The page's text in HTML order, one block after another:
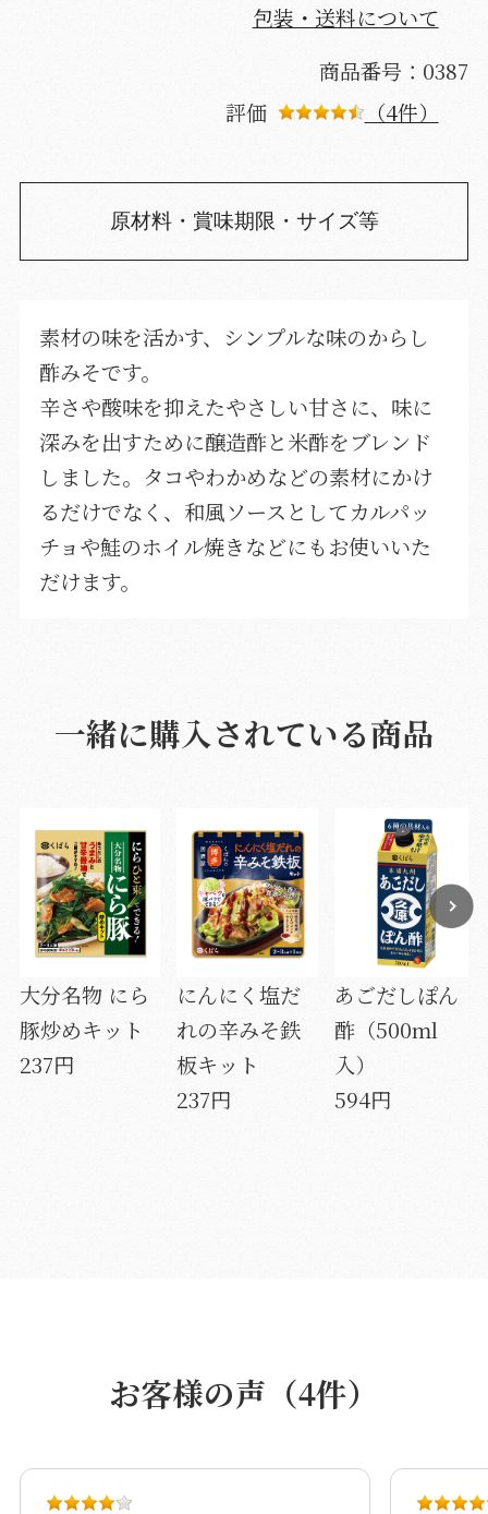
包装・送料について
商品番号：0387
評価
（4件）
原材料・賞味期限・サイズ等
素材の味を活かす、シンプルな味のからし
酢みそです。
辛さや酸味を抑えたやさしい甘さに、味に
深みを出すために醸造酢と米酢をブレンド
しました。タコやわかめなどの素材にかけ
るだけでなく、和風ソースとしてカルパッ
チョや鮭のホイル焼きなどにもお使いいた
だけます。
一緒に購入されている商品
大分名物 にら
豚炒めキット
237円
にんにく塩だ
れの辛みそ鉄
板キット
237円
あごだしぽん
酢（500ml
入）
594円
お客様の声（4件）